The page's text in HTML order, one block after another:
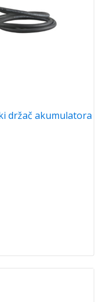
držač akumulatora